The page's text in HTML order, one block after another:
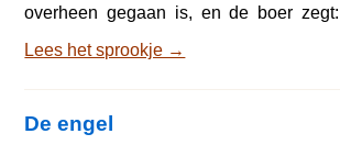
overheen gegaan is, en de boer zegt:
waarom? Ik ga nu vertellen wat een mus
aan een boekweitakker stond. Waar hij
Lees het sprookje →
De engel